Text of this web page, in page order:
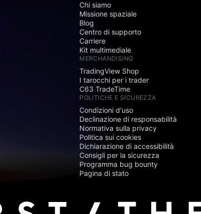
Chi siamo
Missione spaziale
Blog
Centro di supporto
Carriere
Kit multimediale
MERCHANDISING
TradingView Shop
I tarocchi per i trader
C63 TradeTime
POLITICHE E SICUREZZA
Condizioni d'uso
Declinazione di responsabilità
Normativa sulla privacy
Politica sui cookies
Dichiarazione di accessibilità
Consigli per la sicurezza
Programma bug bounty
Pagina di stato